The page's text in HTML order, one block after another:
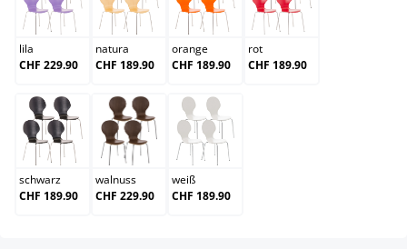
lila
lila
CHF 229.90
natura
natura
CHF 189.90
orange
orange
CHF 189.90
rot
rot
CHF 189.90
schwarz
schwarz
CHF 189.90
walnuss
walnuss
CHF 229.90
weiß
weiß
CHF 189.90